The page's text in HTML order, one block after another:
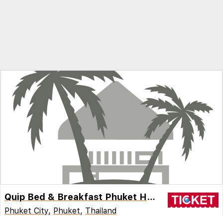
Quip Bed & Breakfast Phuket Hotel
Phuket City, Phuket, Thailand